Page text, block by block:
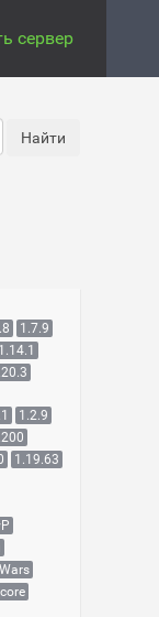
сервер
1.7.9
1.14.1
1.2.9
1.19.63